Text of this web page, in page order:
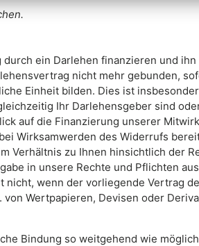
durch ein Darlehen finanzieren und
nicht mehr gebunden,
Einheit bilden. Dies ist
Ihr Darlehensgeber sind
auf die Finanzierung unserer
Wirksamwerden des Widerrufs
Verhältnis zu Ihnen hinsichtlich der
in unsere Rechte und Pflichten
nicht, wenn der vorliegende Vertrag
von Wertpapieren, Devisen oder
Bindung so weitgehend wie